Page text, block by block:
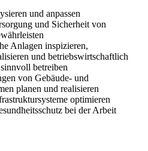
und anpassen
und Sicherheit von
Anlagen inspizieren,
und betriebswirtschaftlich
betreiben
von Gebäude- und
planen und realisieren
optimieren
bei der Arbeit